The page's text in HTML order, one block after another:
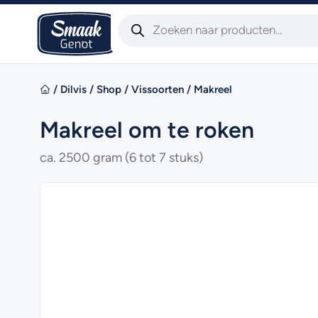
/ Dilvis / Shop / Vissoorten / Makreel
Makreel om te roken
ca. 2500 gram (6 tot 7 stuks)